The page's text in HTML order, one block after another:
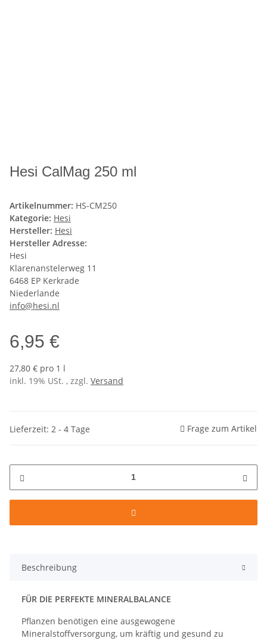
Hesi CalMag 250 ml
Artikelnummer: HS-CM250
Kategorie: Hesi
Hersteller: Hesi
Hersteller Adresse:
Hesi
Klarenanstelerweg 11
6468 EP Kerkrade
Niederlande
info@hesi.nl
6,95 €
27,80 € pro 1 l
inkl. 19% USt. , zzgl. Versand
Lieferzeit: 2 - 4 Tage Frage zum Artikel
Beschreibung
FÜR DIE PERFEKTE MINERALBALANCE
Pflanzen benötigen eine ausgewogene
Mineralstoffversorgung, um kräftig und gesund zu